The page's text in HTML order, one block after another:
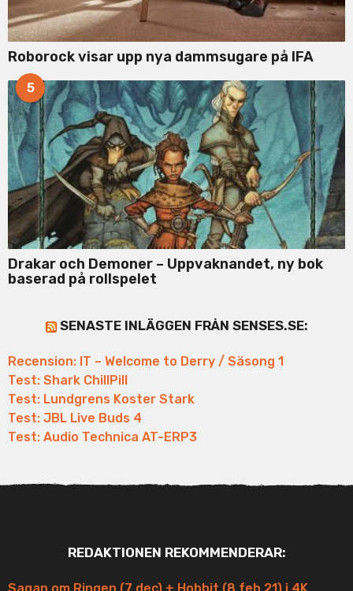
Roborock visar upp nya dammsugare på IFA
5
Drakar och Demoner – Uppvaknandet, ny bok
baserad på rollspelet
SENASTE INLÄGGEN FRÅN SENSES.SE:
Recension: IT – Welcome to Derry / Säsong 1
Test: Shark ChillPill
Test: Lundgrens Koster Stark
Test: JBL Live Buds 4
Test: Audio Technica AT-ERP3
REDAKTIONEN REKOMMENDERAR: